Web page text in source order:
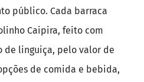
público. Cada barraca
Caipira, feito com
de linguiça, pelo valor de
de comida e bebida,